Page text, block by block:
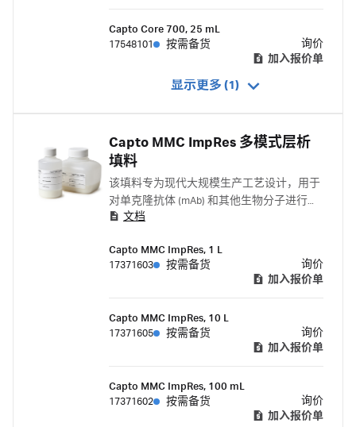
保持强大性能、工艺设计简单和生产效率
Capto Core 700, 25 mL
17548101
按需备货
询价
加入报价单
显示更多 (1)
Capto MMC ImpRes 多模式层析
填料
该填料专为现代大规模生产工艺设计，用于
对单克隆抗体 (mAb) 和其他生物分子进行高
分辨率精纯。
文档
Capto MMC ImpRes, 1 L
17371603
按需备货
询价
加入报价单
Capto MMC ImpRes, 10 L
17371605
按需备货
询价
加入报价单
Capto MMC ImpRes, 100 mL
17371602
按需备货
询价
加入报价单